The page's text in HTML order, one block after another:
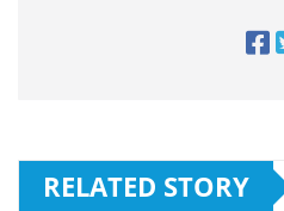
RELATED STORY